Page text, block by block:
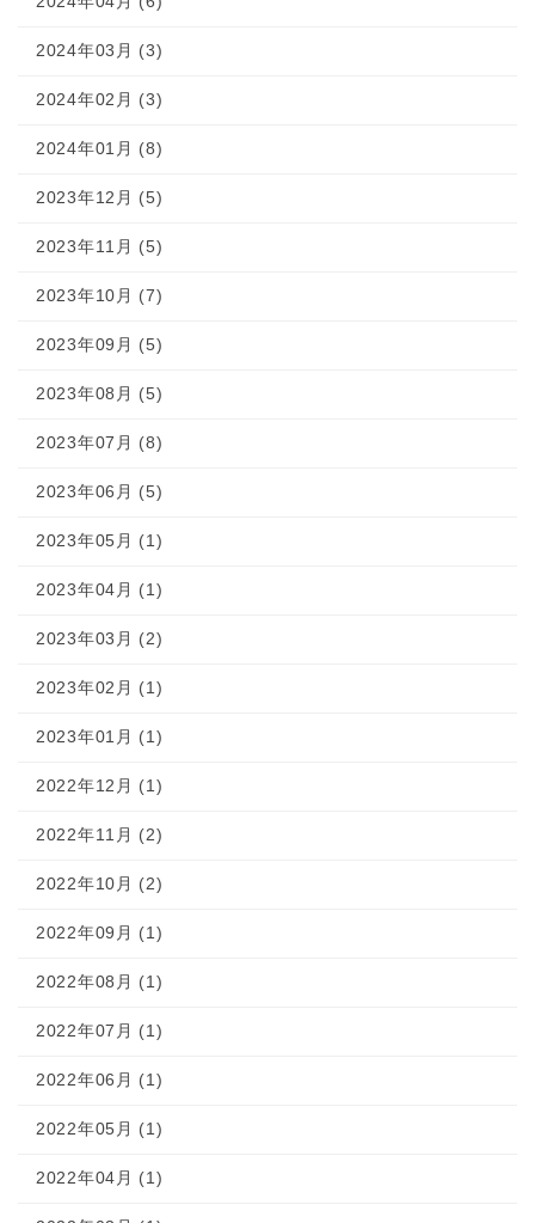
2024年03月 (3)
2024年02月 (3)
2024年01月 (8)
2023年12月 (5)
2023年11月 (5)
2023年10月 (7)
2023年09月 (5)
2023年08月 (5)
2023年07月 (8)
2023年06月 (5)
2023年05月 (1)
2023年04月 (1)
2023年03月 (2)
2023年02月 (1)
2023年01月 (1)
2022年12月 (1)
2022年11月 (2)
2022年10月 (2)
2022年09月 (1)
2022年08月 (1)
2022年07月 (1)
2022年06月 (1)
2022年05月 (1)
2022年04月 (1)